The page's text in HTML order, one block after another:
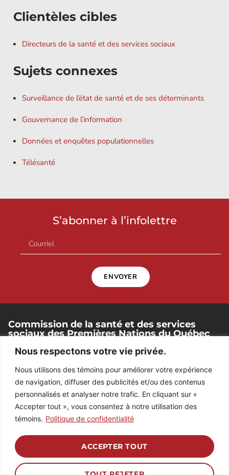
Nous respectons votre vie privée.
Nous utilisons des témoins pour améliorer votre expérience
de navigation, diffuser des publicités et/ou des contenus
personnalisés et analyser notre trafic. En cliquant sur «
Accepter tout », vous consentez à notre utilisation des
témoins. Politique de confidentialité
ACCEPTER TOUT
Clientèles cibles
Directeurs de la santé et des services sociaux
Sujets connexes
Surveillance de l’état de santé et de ses déterminants
Gouvernance de l’information
Données et enquêtes populationnelles
Télésanté
S’abonner à l’infolettre
ENVOYER
Commission de la santé et des services
sociaux des Premières Nations du Québec
Wendake (Québec). G0A 4V0
418 842-1540
RÉPERTOIRE DES EMPLOYÉS